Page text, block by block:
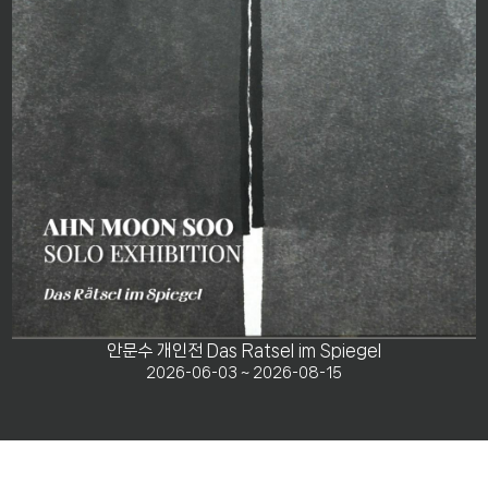
안문수 개인전 Das Ratsel im Spiegel
2026-06-03 ~ 2026-08-15